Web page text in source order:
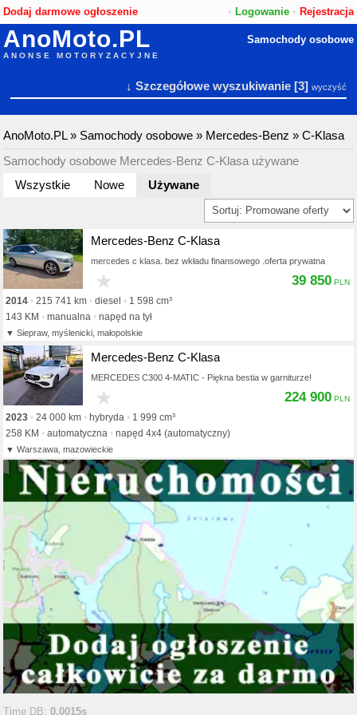
Dodaj darmowe ogłoszenie • Logowanie• Rejestracja
AnoMoto.PL
ANONSE MOTORYZACYJNE
Samochody osobowe
↓ Szczegółowe wyszukiwanie[3] wyczyść
AnoMoto.PL» Samochody osobowe » Mercedes-Benz »C-Klasa
Samochody osobowe Mercedes-Benz C-Klasa używane
Wszystkie
Nowe Używane
Mercedes-Benz C-Klasa
mercedes c klasa. bez wkładu finansowego .oferta prywatna
2014 215 741 km diesel
1 598 cm³
143 KM
manualna napęd na tył
Siepraw, myślenicki, małopolskie
39 850
Mercedes-Benz C-Klasa
MERCEDES C300 4-MATIC - Piękna bestia w garniturze!
2023 24 000 km hybryda
1 999 cm³
258 KM
automatyczna napęd 4x4 (automatyczny)
Warszawa, mazowieckie
224 900
Time DB:0.0015s